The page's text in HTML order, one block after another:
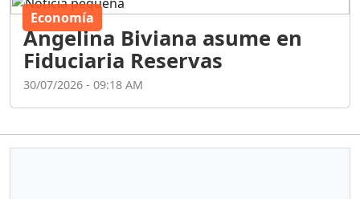
Economía
Angelina Biviana asume en
Fiduciaria Reservas
30/07/2026 - 09:18 AM